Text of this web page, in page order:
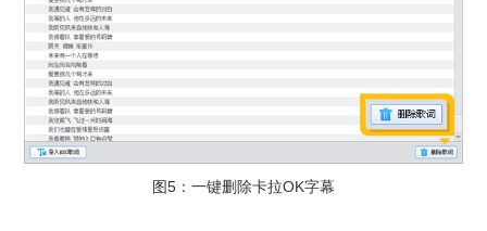
图5：一键删除卡拉OK字幕